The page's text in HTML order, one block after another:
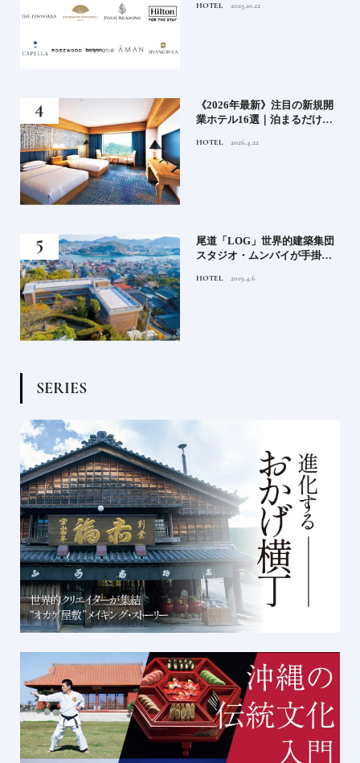
満喫｜ホテルブランド大解剖
HOTEL 2025.10.22
《2026年最新》注目の新規開
業ホテル16選｜泊まるだけで
ル
HOTEL 2026.4.22
尾道「LOG」世界的建築集団
スタジオ・ムンバイが手掛け
HOTEL 2019.4.6
SERIES